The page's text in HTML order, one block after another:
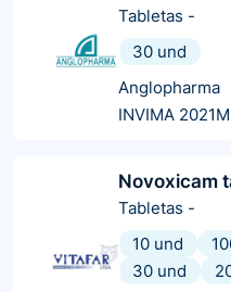
Tabletas -
30 und
Anglopharma
INVIMA
Novoxicam
Tabletas -
10 und
30 und